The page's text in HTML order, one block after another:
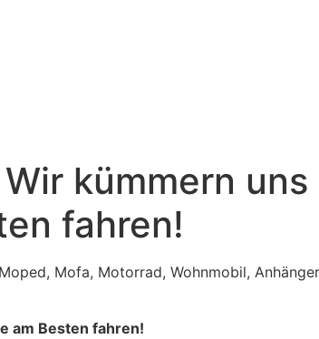
kümmern
fahren!
Mofa, Motorrad, Wohnmobil,
am Besten fahren!